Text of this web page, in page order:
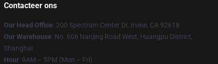
Contacteer ons
Our Head Office: 200 Spectrum Center Dr, Irvine, CA 92618
Our Warehouse: No. 606 Nanjing Road West, Huangpu District,
Shanghai
Hour: 9AM – 5PM (Mon – Fri)